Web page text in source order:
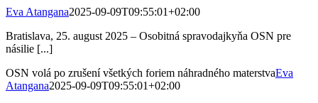
Eva Atangana2025-09-09T09:55:01+02:00
Bratislava, 25. august 2025 – Osobitná spravodajkyňa OSN pre
násilie [...]
OSN volá po zrušení všetkých foriem náhradného materstvaEva
Atangana2025-09-09T09:55:01+02:00